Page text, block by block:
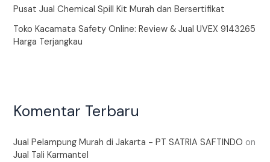
Pusat Jual Chemical Spill Kit Murah dan Bersertifikat
Toko Kacamata Safety Online: Review & Jual UVEX 9143265
Harga Terjangkau
Komentar Terbaru
Jual Pelampung Murah di Jakarta - PT SATRIA SAFTINDO on
Jual Tali Karmantel